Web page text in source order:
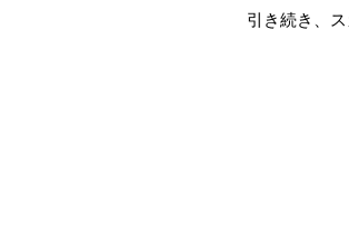
引き続き、